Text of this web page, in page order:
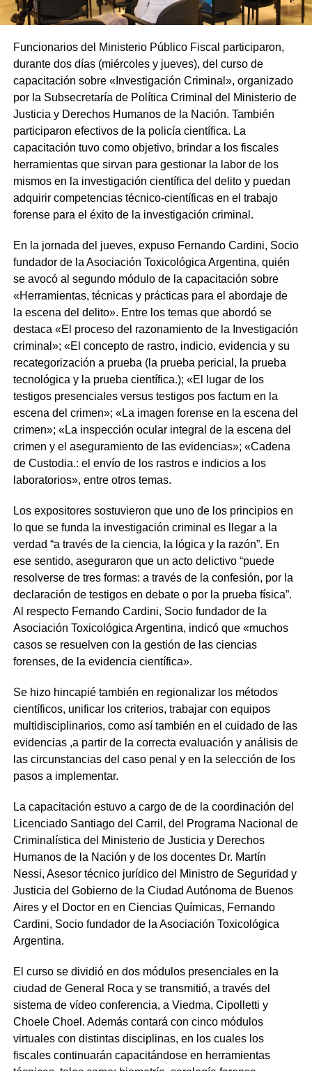
Funcionarios del Ministerio Público Fiscal participaron,
durante dos días (miércoles y jueves), del curso de
capacitación sobre «Investigación Criminal», organizado
por la Subsecretaría de Política Criminal del Ministerio de
Justicia y Derechos Humanos de la Nación. También
participaron efectivos de la policía científica. La
capacitación tuvo como objetivo, brindar a los fiscales
herramientas que sirvan para gestionar la labor de los
mismos en la investigación científica del delito y puedan
adquirir competencias técnico-científicas en el trabajo
forense para el éxito de la investigación criminal.
En la jornada del jueves, expuso Fernando Cardini, Socio
fundador de la Asociación Toxicológica Argentina, quién
se avocó al segundo módulo de la capacitación sobre
«Herramientas, técnicas y prácticas para el abordaje de
la escena del delito». Entre los temas que abordó se
destaca «El proceso del razonamiento de la Investigación
criminal»; «El concepto de rastro, indicio, evidencia y su
recategorización a prueba (la prueba pericial, la prueba
tecnológica y la prueba científica.); «El lugar de los
testigos presenciales versus testigos pos factum en la
escena del crimen»; «La imagen forense en la escena del
crimen»; «La inspección ocular integral de la escena del
crimen y el aseguramiento de las evidencias»; «Cadena
de Custodia.: el envío de los rastros e indicios a los
laboratorios», entre otros temas.
Los expositores sostuvieron que uno de los principios en
lo que se funda la investigación criminal es llegar a la
verdad “a través de la ciencia, la lógica y la razón”. En
ese sentido, aseguraron que un acto delictivo “puede
resolverse de tres formas: a través de la confesión, por la
declaración de testigos en debate o por la prueba física”.
Al respecto Fernando Cardini, Socio fundador de la
Asociación Toxicológica Argentina, indicó que «muchos
casos se resuelven con la gestión de las ciencias
forenses, de la evidencia científica».
Se hizo hincapié también en regionalizar los métodos
científicos, unificar los criterios, trabajar con equipos
multidisciplinarios, como así también en el cuidado de las
evidencias ,a partir de la correcta evaluación y análisis de
las circunstancias del caso penal y en la selección de los
pasos a implementar.
La capacitación estuvo a cargo de de la coordinación del
Licenciado Santiago del Carril, del Programa Nacional de
Criminalística del Ministerio de Justicia y Derechos
Humanos de la Nación y de los docentes Dr. Martín
Nessi, Asesor técnico jurídico del Ministro de Seguridad y
Justicia del Gobierno de la Ciudad Autónoma de Buenos
Aires y el Doctor en en Ciencias Químicas, Fernando
Cardini, Socio fundador de la Asociación Toxicológica
Argentina.
El curso se dividió en dos módulos presenciales en la
ciudad de General Roca y se transmitió, a través del
sistema de vídeo conferencia, a Viedma, Cipolletti y
Choele Choel. Además contará con cinco módulos
virtuales con distintas disciplinas, en los cuales los
fiscales continuarán capacitándose en herramientas